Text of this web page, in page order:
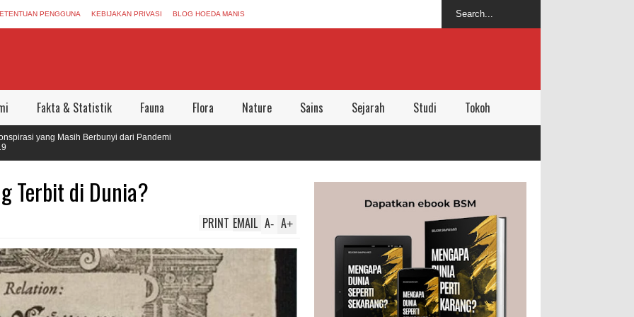
PENGGUNA KEBIJAKAN PRIVASI BLOG HOEDA MANIS
Fakta & Statistik Fauna Flora Nature Sains Sejarah Studi Tokoh
yang Masih Berbunyi dari Pandemi
Terbit di Dunia?
A+
A-
EMAIL
PRINT